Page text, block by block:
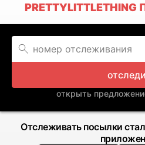
открыть
Отслеживать посылки